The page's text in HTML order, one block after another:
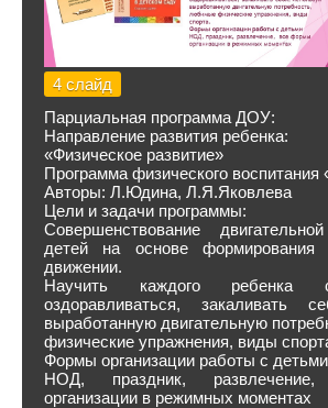
4 слайд
Парциальная программа ДОУ:
Направление развития ребенка:
«Физическое развитие»
Программа физического воспитания
Авторы: Л.Юдина, Л.Я.Яковлева
Цели и задачи программы:
Совершенствование
детей на основе формирования
движении.
Научить каждого ребенка
оздоравливаться, закаливать
выработанную двигательную
физические упражнения, виды
Формы организации работы с детьми
НОД, праздник,
организации в режимных моментах